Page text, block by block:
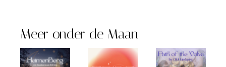
Meer onder de Maan